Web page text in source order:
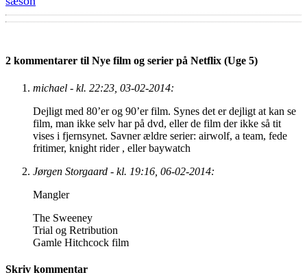
2 kommentarer til Nye film og serier på Netflix (Uge 5)
michael - kl. 22:23, 03-02-2014:
Dejligt med 80’er og 90’er film. Synes det er dejligt at kan se
film, man ikke selv har på dvd, eller de film der ikke så tit
vises i fjernsynet. Savner ældre serier: airwolf, a team, fede
fritimer, knight rider , eller baywatch
Jørgen Storgaard - kl. 19:16, 06-02-2014:
Mangler
The Sweeney
Trial og Retribution
Gamle Hitchcock film
Skriv kommentar